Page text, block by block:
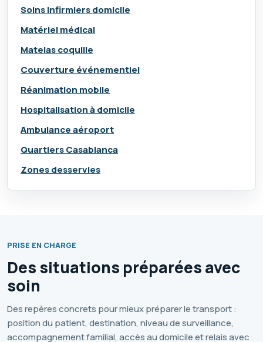
Soins infirmiers domicile
Matériel médical
Matelas coquille
Couverture événementiel
Réanimation mobile
Hospitalisation à domicile
Ambulance aéroport
Quartiers Casablanca
Zones desservies
PRISE EN CHARGE
Des situations préparées avec
soin
Des repères concrets pour mieux préparer le transport :
position du patient, destination, niveau de surveillance,
accompagnement familial, accès au domicile et relais avec